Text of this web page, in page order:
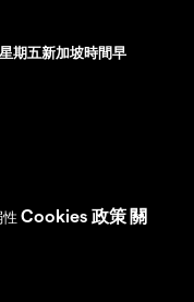
期五新加坡時間早
性 Cookies 政策 關